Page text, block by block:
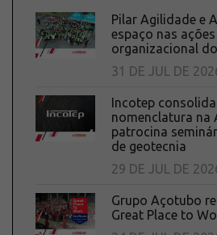
Pilar Agilidade e
espaço nas
organizacional
31 DE JUL DE
Incotep
nomenclatura na
patrocina
de geotecnia
29 DE JUL DE
Grupo Açotubo
Great Place to